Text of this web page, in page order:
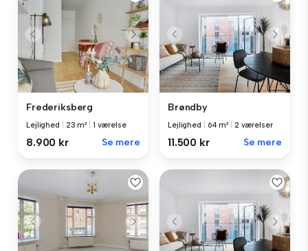
Frederiksberg
Lejlighed 23 m² 1 værelse
8.900 kr Se mere
Brøndby
Lejlighed 64 m² 2 værelser
11.500 kr Se mere